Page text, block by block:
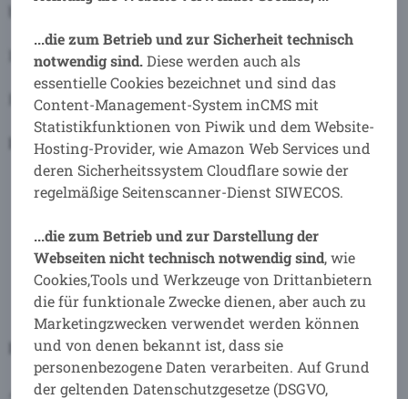
Ich freue mich auf den Kontakt mit Ihnen.
Freundliche Grüße
Ihr Jens Wiemeyer
Inhaber B .i N BusinessCoaching+Consulting
Anerkannt in Beratung und Coaching seit 2004
...die zum Betrieb und zur Sicherheit technisch
notwendig sind.Diese werden auch als
essentielle Cookies bezeichnet und sind das
Content-Management-System inCMS mit
Statistikfunktionen von Piwik und dem Website-
Hosting-Provider, wie Amazon Web Services und
deren Sicherheitssystem Cloudflare sowie der
regelmäßige Seitenscanner-Dienst SIWECOS.
...die zum Betrieb und zur Darstellung der
Webseiten nicht technisch notwendig sind, wie
Cookies,Tools und Werkzeuge von Drittanbietern
die für funktionale Zwecke dienen, aber auch zu
Marketingzwecken verwendet werden können
und von denen bekannt ist, dass sie
personenbezogene Daten verarbeiten. Auf Grund
der geltenden Datenschutzgesetze (DSGVO,